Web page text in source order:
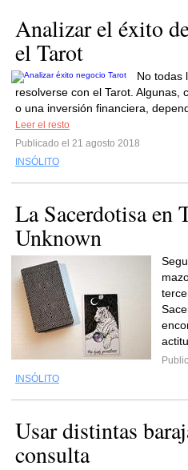
Analizar el éxito
el Tarot
No todas
resolverse con el Tarot. Algunas,
o una inversión financiera,
Leer el resto
Publicado el 21 agosto 2018
INSÓLITO
La Sacerdotisa en
Unknown
INSÓLITO
Usar distintas
consulta